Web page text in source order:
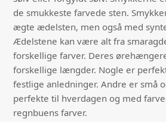
de smukkeste farvede sten.
ægte ædelsten, men også med
Ædelstene kan være alt fra
forskellige farver. Deres
forskellige længder. Nogle er
festlige anledninger. Andre er små
perfekte til hverdagen og med
regnbuens farver.